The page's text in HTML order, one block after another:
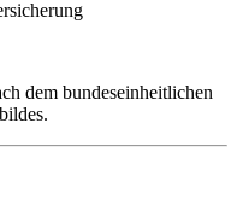
dem bundeseinheitlichen